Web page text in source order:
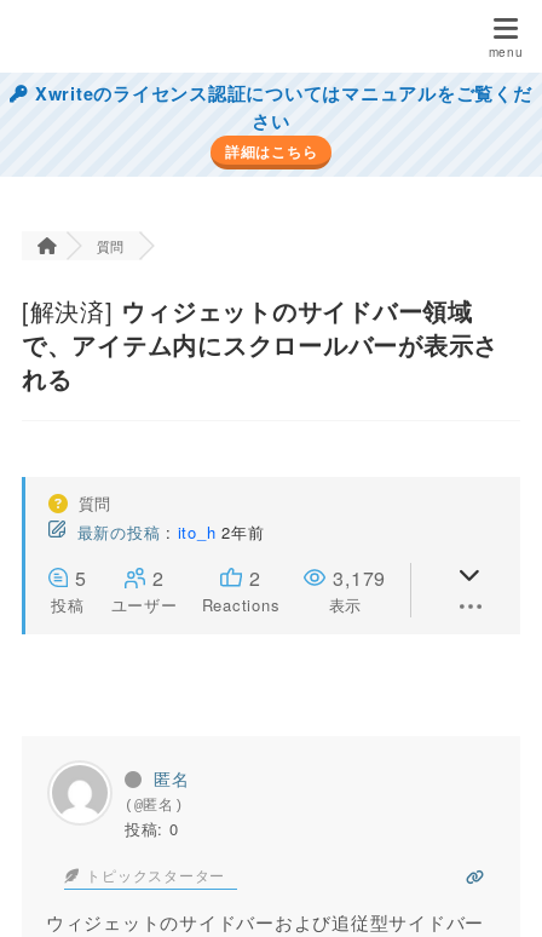
Xwriteのライセンス認証についてはマニュアルをご覧くだ
さい
詳細はこちら
質問
[解決済] ウィジェットのサイドバー領域
で、アイテム内にスクロールバーが表示さ
れる
質問
最新の投稿 : ito_h 2年前
5
投稿
2
ユーザー
2
Reactions
3,179
表示
匿名
(@匿名)
投稿: 0
トピックスターター
ウィジェットのサイドバーおよび追従型サイドバー